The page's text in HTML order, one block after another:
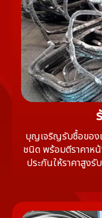
บุญเจริญรับซื้อของเ
ชนิด พร้อมตีราคาห
ประกันให้ราคาสูง